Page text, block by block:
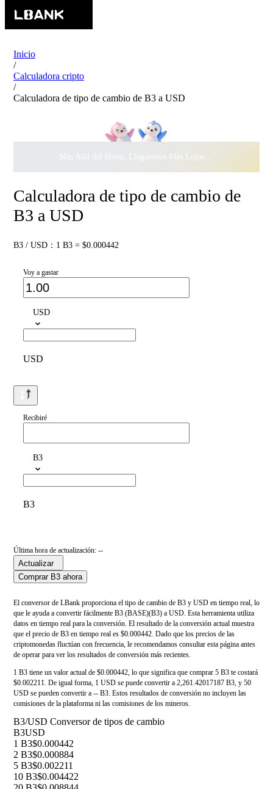
Inicio
/
Calculadora cripto
/
Calculadora de tipo de cambio de B3 a USD
Más Allá del Hielo, Lleguemos Más Lejos Juntos ·
Calculadora de tipo de cambio de
B3 a USD
B3 / USD：1 B3 = $0.000442
Voy a gastar
USD
USD
Recibiré
B3
B3
Última hora de actualización: --
Actualizar
Comprar B3 ahora
El conversor de LBank proporciona el tipo de cambio de B3 y USD en tiempo real, lo
que le ayuda a convertir fácilmente B3 (BASE)(B3) a USD. Esta herramienta utiliza
datos en tiempo real para la conversión. El resultado de la conversión actual muestra
que el precio de B3 en tiempo real es $0.000442. Dado que los precios de las
criptomonedas fluctúan con frecuencia, le recomendamos consultar esta página antes
de operar para ver los resultados de conversión más recientes.
1 B3 tiene un valor actual de $0.000442, lo que significa que comprar 5 B3 te costará
$0.002211. De igual forma, 1 USD se puede convertir a 2,261.42017187 B3, y 50
USD se pueden convertir a -- B3. Estos resultados de conversión no incluyen las
comisiones de la plataforma ni las comisiones de los mineros.
B3/USD Conversor de tipos de cambio
B3USD
1 B3$0.000442
2 B3$0.000884
5 B3$0.002211
10 B3$0.004422